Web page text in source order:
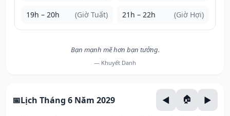
19h – 20h (Giờ Tuất) 21h – 22h (Giờ Hợi)
Bạn mạnh mẽ hơn bạn tưởng.
— Khuyết Danh
Lịch Tháng 6 Năm 2029